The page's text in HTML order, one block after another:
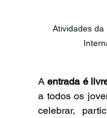
Atividades da
A entrada é
a todos os
celebrar,